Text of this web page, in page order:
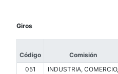
Giros
Código Comisión
051
INDUSTRIA, COMERCIO,